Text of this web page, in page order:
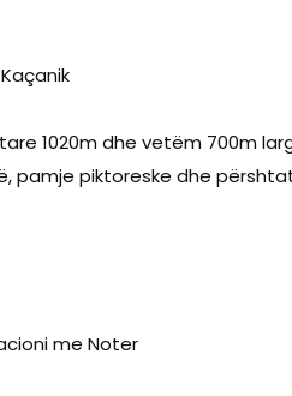
1020m dhe vetëm 700m
pamje piktoreske dhe
me Noter